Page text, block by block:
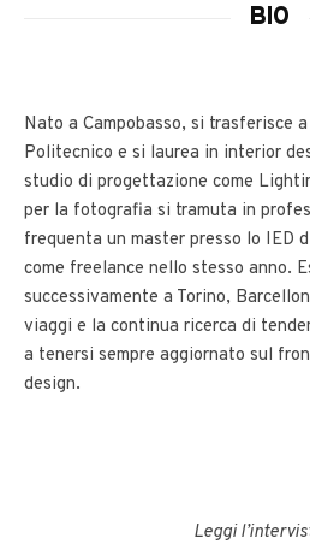
BIO
Nato a Campobasso, si trasferisce
Politecnico e si laurea in interior
studio di progettazione come
per la fotografia si tramuta in
frequenta un master presso lo IED
come freelance nello stesso anno.
successivamente a Torino,
viaggi e la continua ricerca di
a tenersi sempre aggiornato sul
design.
Leggi